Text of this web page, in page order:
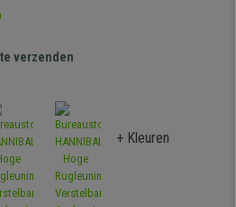
verzenden
+ Kleuren